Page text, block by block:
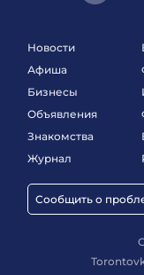
Новости
Афиша
Бизнесы
Объявления
Знакомства
Журнал
Сообщить о